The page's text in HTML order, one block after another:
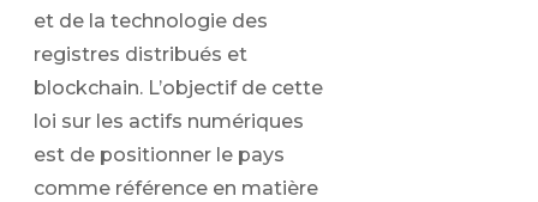
et de la technologie des
registres distribués et
blockchain. L’objectif de cette
loi sur les actifs numériques
est de positionner le pays
comme référence en matière